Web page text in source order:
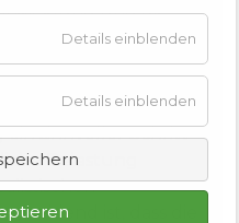
und die
Bremerhaven kann
ein sinnvoller Schritt
Belastung
ist, dass die
Details einblenden
Details einblenden